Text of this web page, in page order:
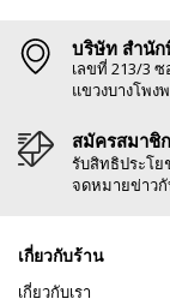
บริษัท สำนัก
เลขที่ 213/3
แขวงบางโพง
สมัครสมาชิ
รับสิทธิประโ
จดหมายข่าวกั
เกี่ยวกับร้าน
เกี่ยวกับเรา